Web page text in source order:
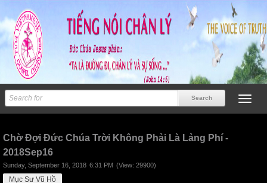
Chờ Đợi Đức Chúa Trời Không Phải Là Lảng Phí -
2018Sep16
Sunday, September 16, 2018 6:31 PM (View: 29900)
Mục Sư Vũ Hồ